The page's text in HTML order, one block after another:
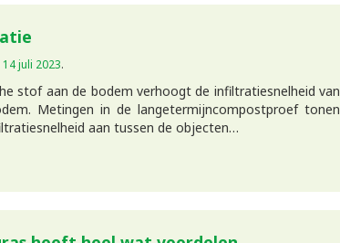
14 juli 2023.
stof aan de bodem verhoogt de infiltratiesnelheid van
Metingen in de langetermijncompostproef tonen
aan tussen de objecten…